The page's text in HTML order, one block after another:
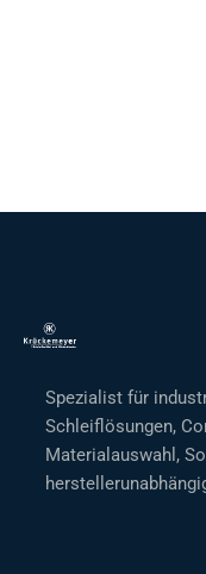
Spezialist für
Schleiflösungen,
Materialauswahl,